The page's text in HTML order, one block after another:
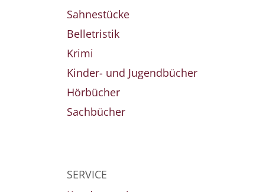
Sahnestücke
Belletristik
Krimi
Kinder- und Jugendbücher
Hörbücher
Sachbücher
SERVICE